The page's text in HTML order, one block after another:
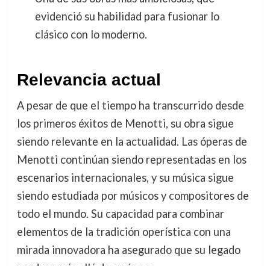
evidenció su habilidad para fusionar lo
clásico con lo moderno.
Relevancia actual
A pesar de que el tiempo ha transcurrido desde
los primeros éxitos de Menotti, su obra sigue
siendo relevante en la actualidad. Las óperas de
Menotti continúan siendo representadas en los
escenarios internacionales, y su música sigue
siendo estudiada por músicos y compositores de
todo el mundo. Su capacidad para combinar
elementos de la tradición operística con una
mirada innovadora ha asegurado que su legado